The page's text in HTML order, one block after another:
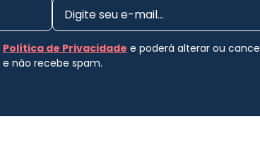
Política de Privacidade e poderá alterar ou
não recebe spam.